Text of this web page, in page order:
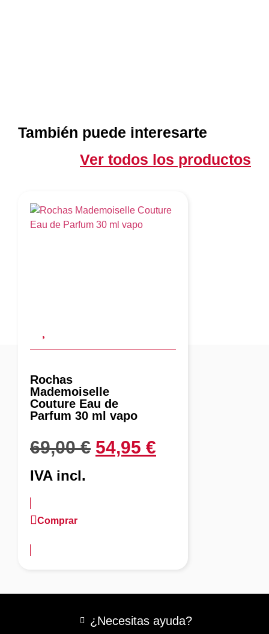
También puede interesarte
Ver todos los productos
Rochas
Mademoiselle
Couture Eau de
Parfum 30 ml vapo
69,00€ 54,95 €
IVA incl.
Comprar
¿Necesitas ayuda?